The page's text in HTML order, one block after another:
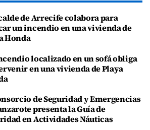
de Arrecife colabora para
un incendio en una vivienda de
Honda
localizado en un sofá obliga
en una vivienda de Playa
de Seguridad y Emergencias
presenta la Guía de
en Actividades Náuticas